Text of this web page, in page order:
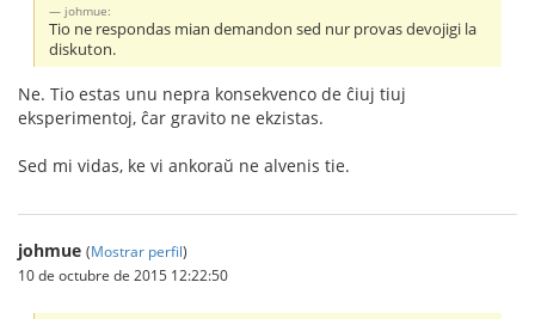
johmue:
Tio ne respondas mian demandon sed nur provas devojigi la
diskuton.
Ne. Tio estas unu nepra konsekvenco de ĉiuj tiuj
eksperimentoj, ĉar gravito ne ekzistas.
Sed mi vidas, ke vi ankoraŭ ne alvenis tie.
johmue (Mostrar perfil)
10 de octubre de 2015 12:22:50